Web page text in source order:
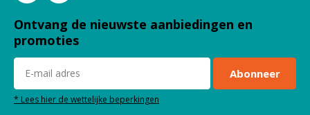
Ontvang de nieuwste aanbiedingen en
promoties
Abonneer
* Lees hier de wettelijke beperkingen